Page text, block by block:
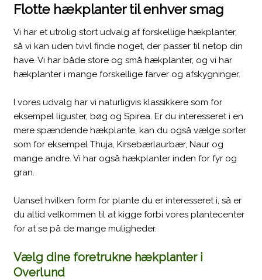
Flotte hækplanter til enhver smag
Vi har et utrolig stort udvalg af forskellige hækplanter,
så vi kan uden tvivl finde noget, der passer til netop din
have. Vi har både store og små hækplanter, og vi har
hækplanter i mange forskellige farver og afskygninger.
I vores udvalg har vi naturligvis klassikkere som for
eksempel liguster, bøg og Spirea. Er du interesseret i en
mere spændende hækplante, kan du også vælge sorter
som for eksempel Thuja, Kirsebærlaurbær, Naur og
mange andre. Vi har også hækplanter inden for fyr og
gran.​
Uanset hvilken form for plante du er interesseret i, så er
du altid velkommen til at kigge forbi vores plantecenter
for at se på de mange muligheder.
Vælg dine foretrukne hækplanter i
Overlund